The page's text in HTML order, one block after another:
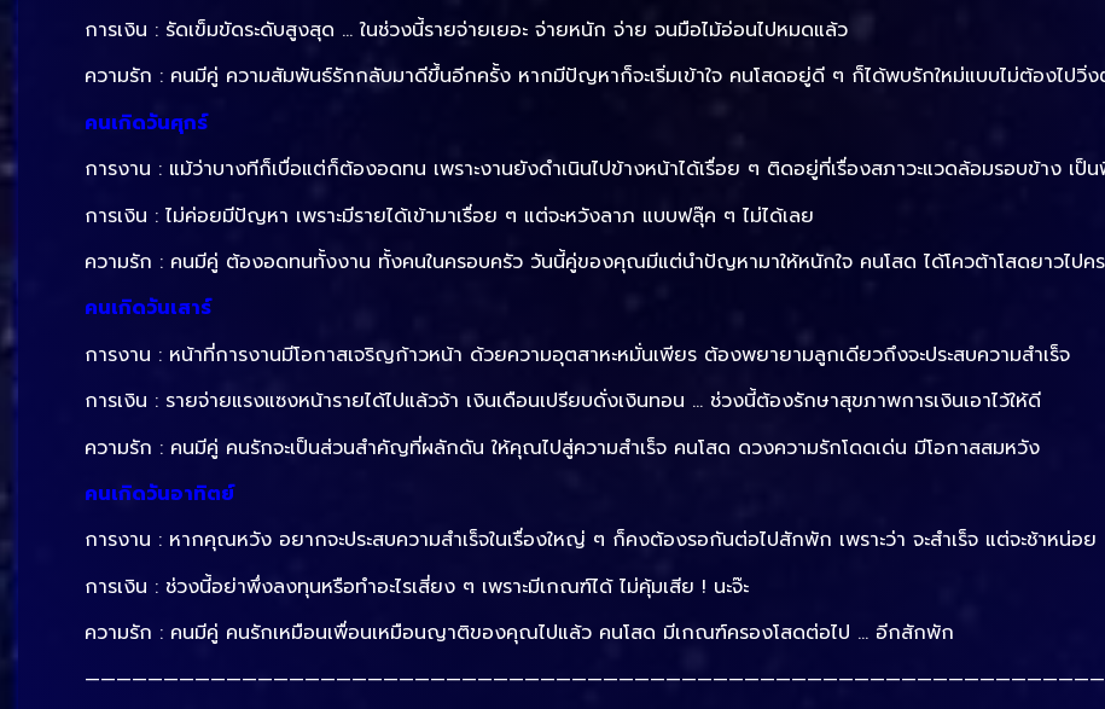
การเงิน : รัดเข็มขัดระดับสูงสุด … ในช่วงนี้รายจ่ายเยอะ จ่ายหนัก จ่าย จนมือไม้อ่อนไปหมดแล้ว
ความรัก : คนมีคู่ ความสัมพันธ์รักกลับมาดีขึ้นอีกครั้ง หากมีปัญหาก็จะเริ่มเข้าใจ คนโสดอยู่ดี ๆ ก็ได้พบรักใหม่แบบไม่ต้องไปวิ่ง
คนเกิดวันศุกร์
การงาน : แม้ว่าบางทีก็เบื่อแต่ก็ต้องอดทน เพราะงานยังดำเนินไปข้างหน้าได้เรื่อย ๆ ติดอยู่ที่เรื่องสภาวะแวดล้อมรอบข้าง เป็
การเงิน : ไม่ค่อยมีปัญหา เพราะมีรายได้เข้ามาเรื่อย ๆ แต่จะหวังลาภ แบบฟลุ๊ค ๆ ไม่ได้เลย
ความรัก : คนมีคู่ ต้องอดทนทั้งงาน ทั้งคนในครอบครัว วันนี้คู่ของคุณมีแต่นำปัญหามาให้หนักใจ คนโสด ได้โควต้าโสดยาวไปค
คนเกิดวันเสาร์
การงาน : หน้าที่การงานมีโอกาสเจริญก้าวหน้า ด้วยความอุตสาหะหมั่นเพียร ต้องพยายามลูกเดียวถึงจะประสบความสำเร็จ
การเงิน : รายจ่ายแรงแซงหน้ารายได้ไปแล้วจ้า เงินเดือนเปรียบดั่งเงินทอน … ช่วงนี้ต้องรักษาสุขภาพการเงินเอาไว้ให้ดี
ความรัก : คนมีคู่ คนรักจะเป็นส่วนสำคัญที่ผลักดัน ให้คุณไปสู่ความสำเร็จ คนโสด ดวงความรักโดดเด่น มีโอกาสสมหวัง
คนเกิดวันอาทิตย์
การงาน : หากคุณหวัง อยากจะประสบความสำเร็จในเรื่องใหญ่ ๆ ก็คงต้องรอกันต่อไปสักพัก เพราะว่า จะสำเร็จ แต่จะช้าหน่อย
การเงิน : ช่วงนี้อย่าพึ่งลงทุนหรือทำอะไรเสี่ยง ๆ เพราะมีเกณฑ์ได้ ไม่คุ้มเสีย ! นะจ๊ะ
ความรัก : คนมีคู่ คนรักเหมือนเพื่อนเหมือนญาติของคุณไปแล้ว คนโสด มีเกณฑ์ครองโสดต่อไป … อีกสักพัก